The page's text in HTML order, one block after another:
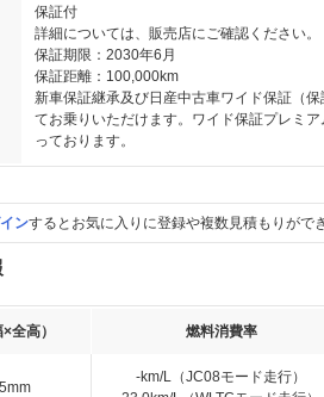
保証付
詳細については、販売店にご確認ください。
保証期限：2030年6月
保証距離：100,000km
新車保証継承及び日産中古車ワイド保証（
てお乗りいただけます。ワイド保証プレミ
っております。
ンするとお気に入りに登録や複数見積もりがで
全高） 燃料消費率
-km/L（JC08モード走行）